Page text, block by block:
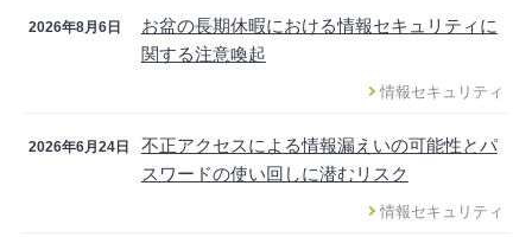
2026年8月6日
お盆の長期休暇における情報セキュリティに
関する注意喚起
情報セキュリティ
2026年6月24日
不正アクセスによる情報漏えいの可能性とパ
スワードの使い回しに潜むリスク
情報セキュリティ